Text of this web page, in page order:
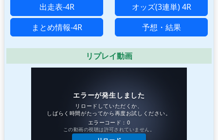
出走表-4R
オッズ(3連単) 4R
まとめ情報-4R
予想・結果
リプレイ動画